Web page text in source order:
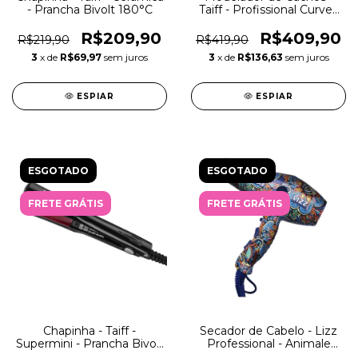
- Prancha Bivolt 180°C
R$219,90 R$209,90
3 x de R$69,97 sem juros
ESPIAR
Taiff - Profissional Curves
R$419,90
R$409,90
3 x de R$136,63 sem juros
ESPIAR
ESGOTADO
FRETE GRÁTIS
Chapinha - Taiff -
Supermini - Prancha Bivolt
ESGOTADO
FRETE GRÁTIS
Secador de Cabelo - Lizz
Professional - Animale